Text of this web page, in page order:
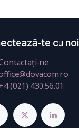
te cu noi
ne
+4 (021) 430.56.01